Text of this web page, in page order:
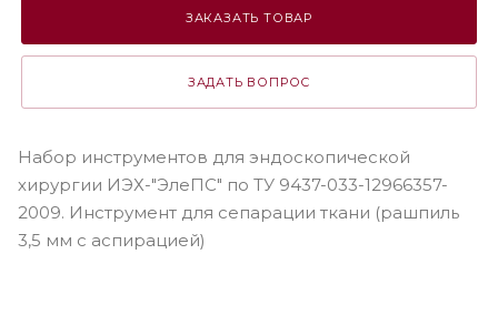
ЗАКАЗАТЬ ТОВАР
ЗАДАТЬ ВОПРОС
Набор инструментов для эндоскопической
хирургии ИЭХ-"ЭлеПС" по ТУ 9437-033-12966357-
2009. Инструмент для сепарации ткани (рашпиль
3,5 мм с аспирацией)